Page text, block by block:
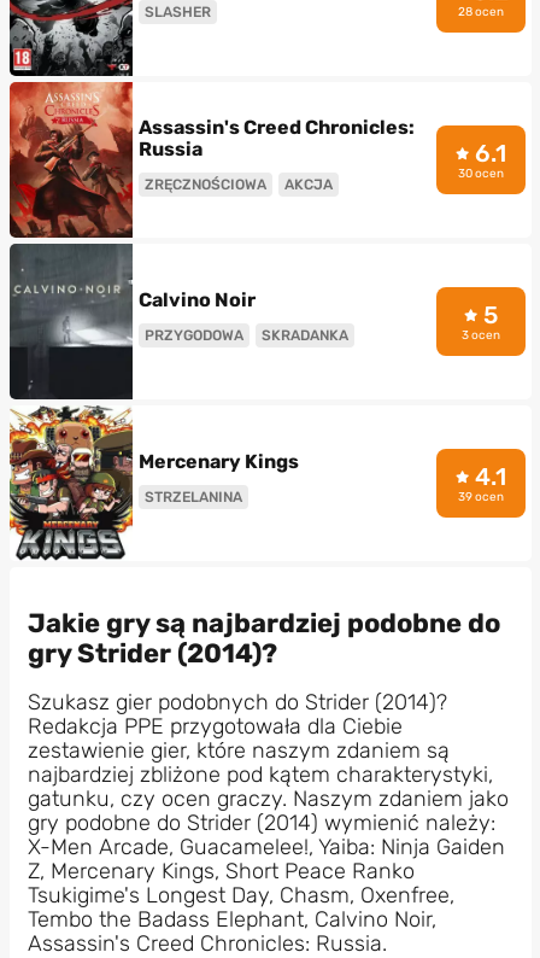
SLASHER 28 ocen
Assassin's Creed Chronicles:
Russia
ZRĘCZNOŚCIOWA AKCJA
6.1
30 ocen
Calvino Noir
PRZYGODOWA SKRADANKA
5
3 ocen
Mercenary Kings
STRZELANINA
4.1
39 ocen
Jakie gry są najbardziej podobne do
gry Strider (2014)?
Szukasz gier podobnych do Strider (2014)?
Redakcja PPE przygotowała dla Ciebie
zestawienie gier, które naszym zdaniem są
najbardziej zbliżone pod kątem charakterystyki,
gatunku, czy ocen graczy. Naszym zdaniem jako
gry podobne do Strider (2014) wymienić należy:
X-Men Arcade, Guacamelee!, Yaiba: Ninja Gaiden
Z, Mercenary Kings, Short Peace Ranko
Tsukigime's Longest Day, Chasm, Oxenfree,
Tembo the Badass Elephant, Calvino Noir,
Assassin's Creed Chronicles: Russia.